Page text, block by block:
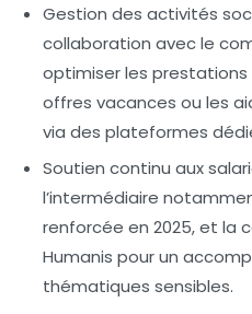
Gestion des activités
collaboration avec le
optimiser les
offres vacances ou les
via des plateformes
Soutien continu aux
l’intermédiaire
renforcée en 2025, et la
Humanis pour un
thématiques sensibles.